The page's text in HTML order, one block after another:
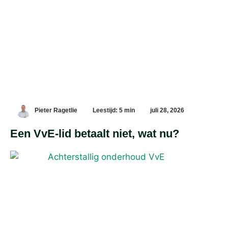
Pieter Ragetlie Leestijd: 5 min juli 28, 2026
Een VvE-lid betaalt niet, wat nu?